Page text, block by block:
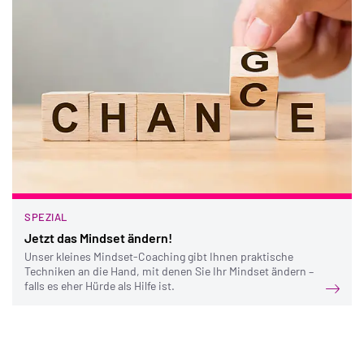
SPEZIAL
Jetzt das Mindset ändern!
Unser kleines Mindset-Coaching gibt Ihnen praktische
Techniken an die Hand, mit denen Sie Ihr Mindset ändern –
falls es eher Hürde als Hilfe ist.